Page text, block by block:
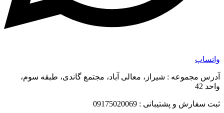
واتساپ
آدرس مجموعه : شیراز، معالی آباد، مجتمع گاندی، طبقه سوم،
واحد 42
ثبت سفارش و پشتیبانی : 09175020069